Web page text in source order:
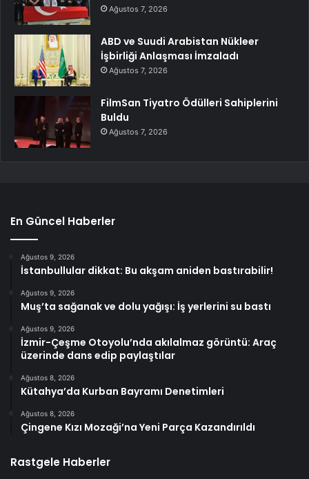
Ağustos 7, 2026
ABD ve Suudi Arabistan Nükleer
İşbirliği Anlaşması İmzaladı
Ağustos 7, 2026
FilmSan Tiyatro Ödülleri Sahiplerini
Buldu
Ağustos 7, 2026
En Güncel Haberler
Ağustos 9, 2026
İstanbullular dikkat: Bu akşam aniden bastırabilir!
Ağustos 9, 2026
Muş’ta sağanak ve dolu yağışı: İş yerlerini su bastı
Ağustos 9, 2026
İzmir-Çeşme Otoyolu’nda akılalmaz görüntü: Araç
üzerinde dans edip paylaştılar
Ağustos 8, 2026
Kütahya’da Kurban Bayramı Denetimleri
Ağustos 8, 2026
Çingene Kızı Mozaği’na Yeni Parça Kazandırıldı
Rastgele Haberler